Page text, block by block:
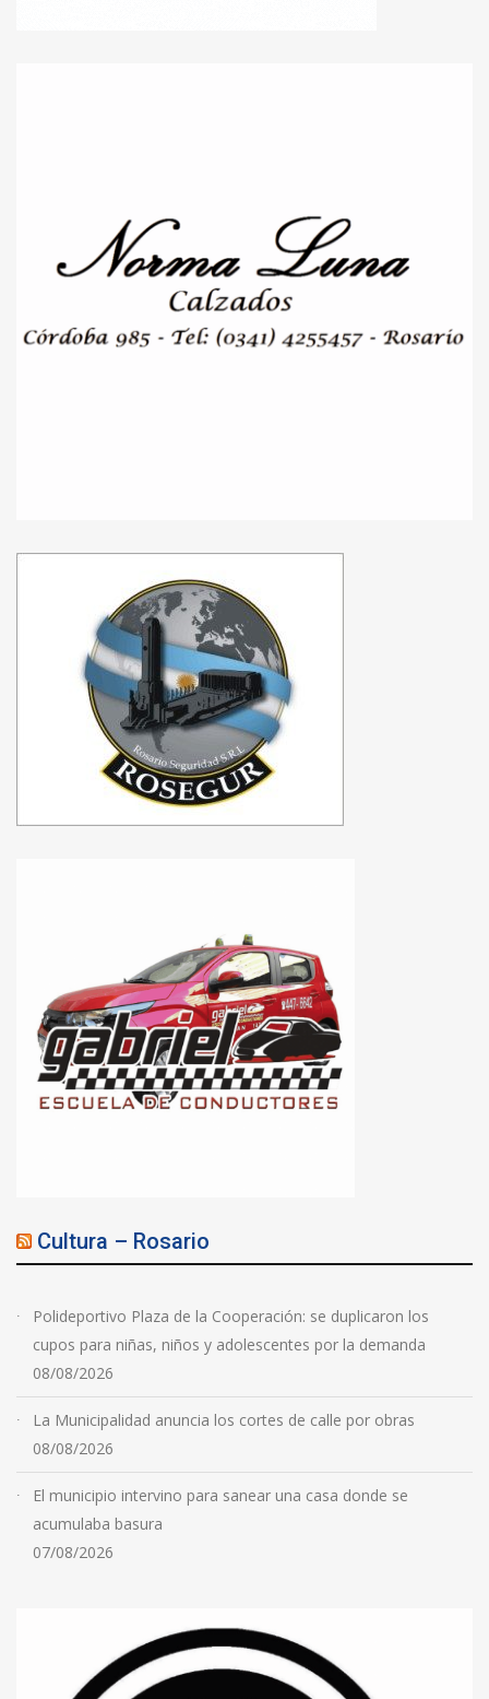
Cultura – Rosario
Polideportivo Plaza de la Cooperación: se duplicaron los
cupos para niñas, niños y adolescentes por la demanda
08/08/2026
La Municipalidad anuncia los cortes de calle por obras
08/08/2026
El municipio intervino para sanear una casa donde se
acumulaba basura
07/08/2026